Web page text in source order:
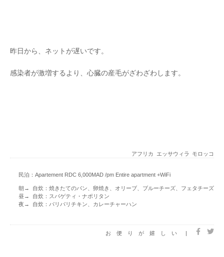
昨日から、ネットが遅いです。
感染者が激増するより、心臓の産毛がざわざわします。
アフリカ エッサウィラ モロッコ
民泊：Apartement RDC 6,000MAD /pm Entire apartment +WiFi
朝→ 自炊：焼きたてのパン、卵焼き、オリーブ、ブルーチーズ、フェタチーズ
昼→ 自炊：スパゲティ・ナポリタン
夜→ 自炊：パリパリチキン、カレーチャーハン
お便りが嬉しい |